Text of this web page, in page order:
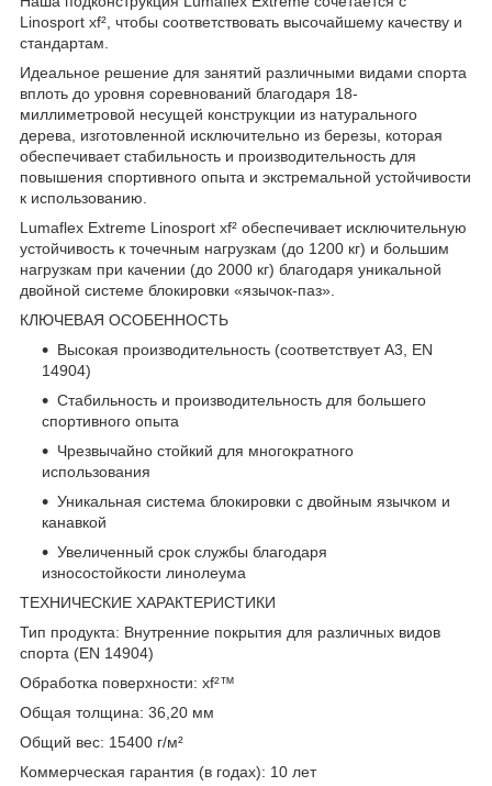
Linosport xf², чтобы соответствовать высочайшему качеству и
стандартам.
Идеальное решение для занятий различными видами спорта
вплоть до уровня соревнований благодаря 18-
миллиметровой несущей конструкции из натурального
дерева, изготовленной исключительно из березы, которая
обеспечивает стабильность и производительность для
повышения спортивного опыта и экстремальной устойчивости
к использованию.
Lumaflex Extreme Linosport xf² обеспечивает исключительную
устойчивость к точечным нагрузкам (до 1200 кг) и большим
нагрузкам при качении (до 2000 кг) благодаря уникальной
двойной системе блокировки «язычок-паз».
КЛЮЧЕВАЯ ОСОБЕННОСТЬ
Высокая производительность (соответствует A3, EN
14904)
Стабильность и производительность для большего
спортивного опыта
Чрезвычайно стойкий для многократного
использования
Уникальная система блокировки с двойным язычком и
канавкой
Увеличенный срок службы благодаря
износостойкости линолеума
ТЕХНИЧЕСКИЕ ХАРАКТЕРИСТИКИ
Тип продукта: Внутренние покрытия для различных видов
спорта (EN 14904)
Обработка поверхности: xf²™
Общая толщина: 36,20 мм
Общий вес: 15400 г/м²
Коммерческая гарантия (в годах): 10 лет